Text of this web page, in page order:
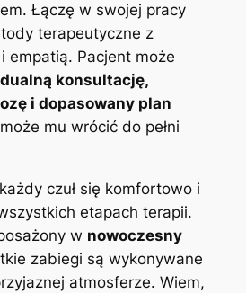
Łączę w swojej pracy
terapeutyczne z
empatią. Pacjent może
konsultację,
i dopasowany plan
mu wrócić do pełni
czuł się komfortowo i
etapach terapii.
w nowoczesny
zabiegi są wykonywane
atmosferze. Wiem,